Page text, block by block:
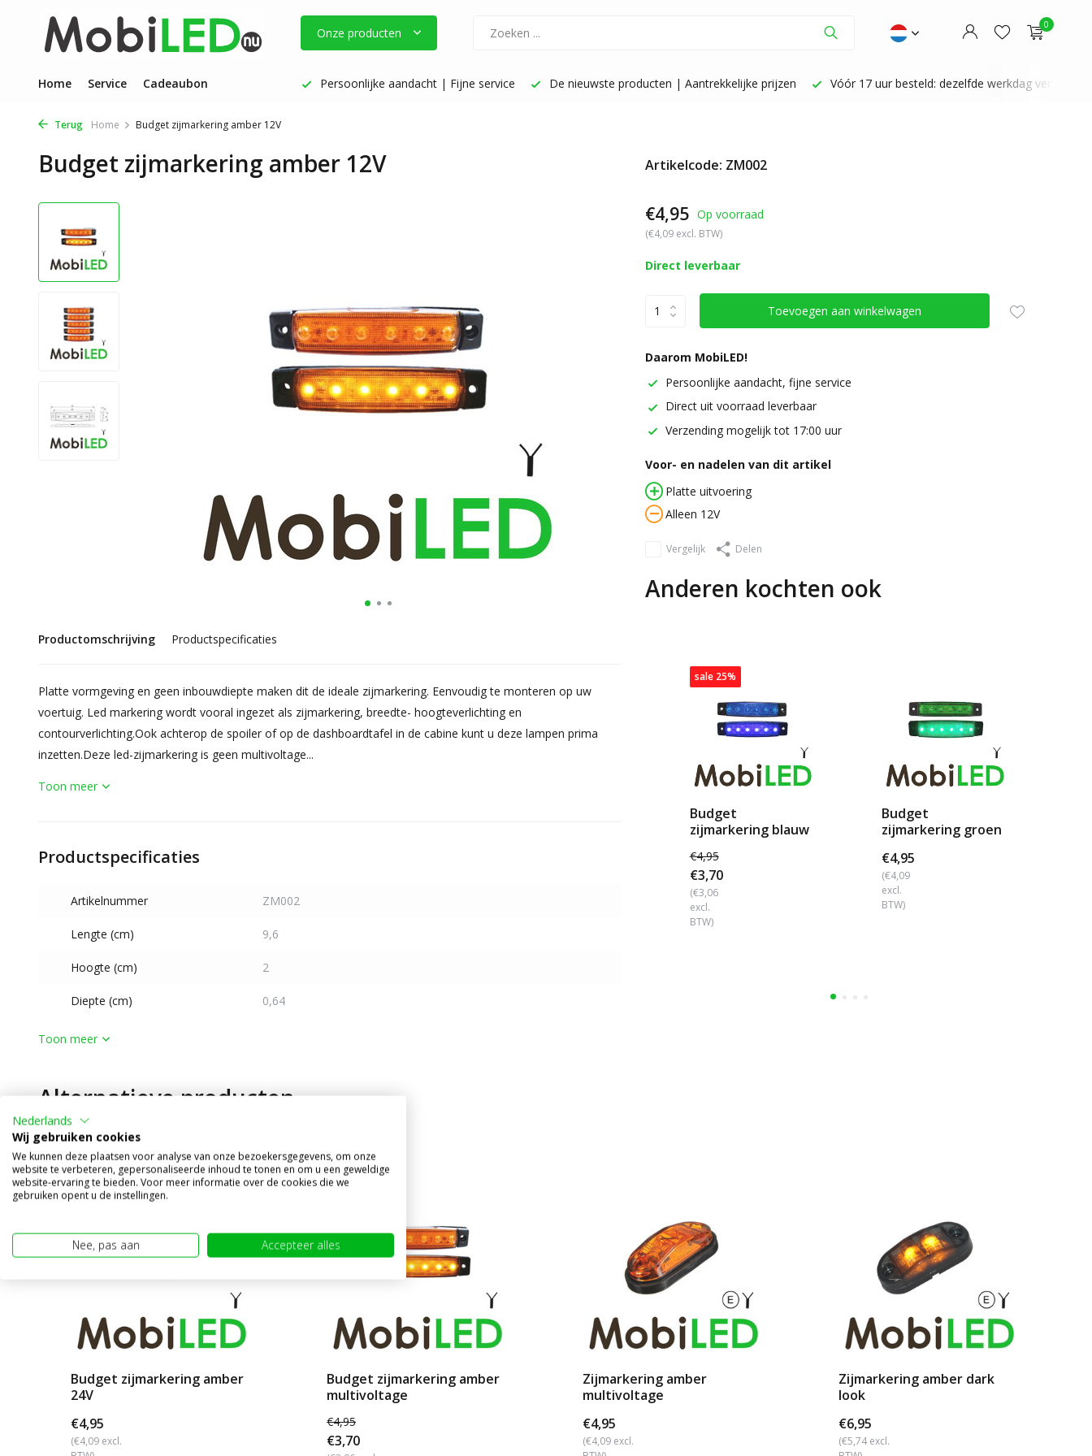
Onze producten
0
Home Service Cadeaubon
Vóór 17 uur besteld: dezelfde werkdag verzonden Persoonlijke aandacht | Fijne service De nieuwste producten | Aantrekkelijke prijzen Vóór 17 uur besteld: dezelfde werkdag verzonden
Terug Home Budget zijmarkering amber 12V
Budget zijmarkering amber 12V
Productomschrijving Productspecificaties
Platte vormgeving en geen inbouwdiepte maken dit de ideale zijmarkering. Eenvoudig te monteren op uw
voertuig. Led markering wordt vooral ingezet als zijmarkering, breedte- hoogteverlichting en
contourverlichting.Ook achterop de spoiler of op de dashboardtafel in de cabine kunt u deze lampen prima
inzetten.Deze led-zijmarkering is geen multivoltage...
Toon meer
Productspecificaties
Artikelnummer ZM002
Lengte (cm) 9,6
Hoogte (cm) 2
Diepte (cm) 0,64
Toon meer
Artikelcode: ZM002
€4,95 Op voorraad
(€4,09 excl. BTW)
Direct leverbaar
Toevoegen aan winkelwagen
Daarom MobiLED!
Persoonlijke aandacht, fijne service
Direct uit voorraad leverbaar
Verzending mogelijk tot 17:00 uur
Voor- en nadelen van dit artikel
Platte uitvoering
Alleen 12V
Vergelijk Delen
Anderen kochten ook
sale 25%
Budget
zijmarkering blauw
€4,95
€3,70
(€3,06
excl.
BTW)
Budget
zijmarkering groen
€4,95
(€4,09
excl.
BTW)
Alternatieve producten
Budget zijmarkering amber
24V
€4,95
(€4,09 excl.
sale 25%
Budget zijmarkering amber
multivoltage
€4,95
€3,70
Zijmarkering amber
multivoltage
€4,95
(€4,09 excl.
Zijmarkering amber dark
look
€6,95
(€5,74 excl.
Nederlands
Wij gebruiken cookies
We kunnen deze plaatsen voor analyse van onze bezoekersgegevens, om onze
website te verbeteren, gepersonaliseerde inhoud te tonen en om u een geweldige
website-ervaring te bieden. Voor meer informatie over de cookies die we
gebruiken opent u de instellingen.
Nee, pas aan Accepteer alles